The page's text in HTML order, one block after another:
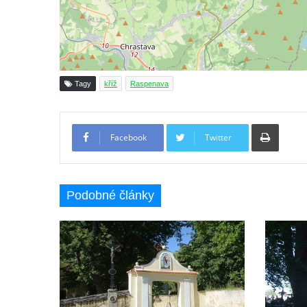
Boží muka na rozcestí východně od Chouče
Kříž na návsi v Lužici
Kříž na návsi v Dobrčicích
Kříž u domu čp. 3 v Chrámcích
Centrální kříž hřbitova v Kozlech
Kříž na rozcestí u domu čp. 49 ve Svojkově
Centrální kříž bývalého hřbitova v Horním
Chlumu
Kříž jižně od Prysku
Boží muka svatého Floriána v Mezné
Tagy kříž Raspenava
Facebook Twitter
Podobné články